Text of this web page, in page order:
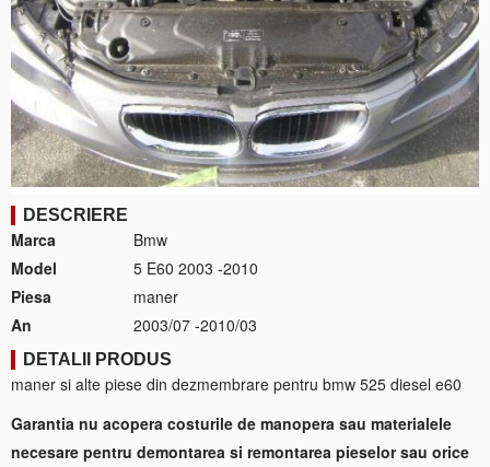
DESCRIERE
Marca
Bmw
Model
5 E60 2003 -2010
Piesa
maner
An
2003/07 -2010/03
DETALII PRODUS
maner si alte piese din dezmembrare pentru bmw 525 diesel e60
Garantia nu acopera costurile de manopera sau materialele
necesare pentru demontarea si remontarea pieselor sau orice